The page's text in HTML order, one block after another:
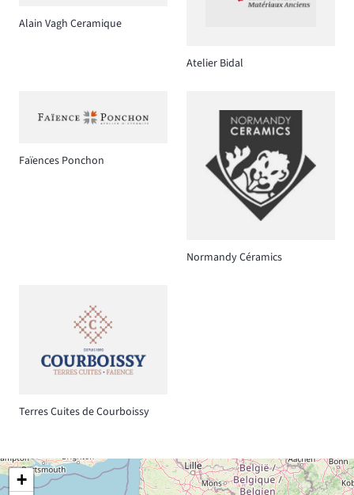
Alain Vagh Ceramique
Atelier Bidal
Faïences Ponchon
Normandy Céramics
Terres Cuites de Courboissy
+